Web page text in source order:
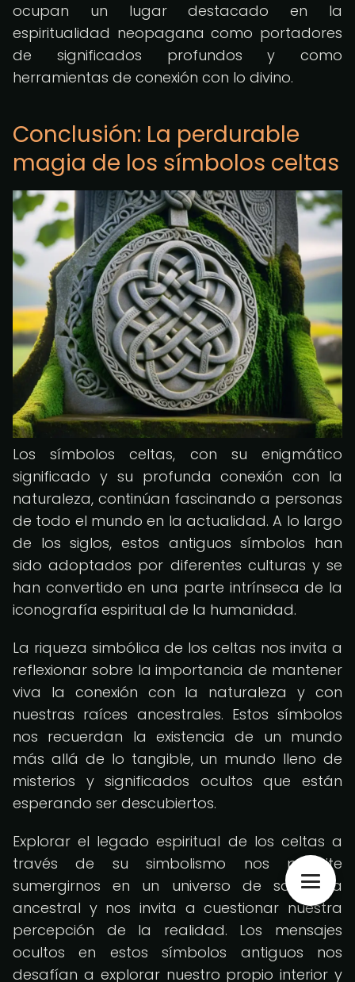
ocupan un lugar destacado en la
espiritualidad neopagana como portadores
de significados profundos y como
herramientas de conexión con lo divino.
Conclusión: La perdurable
magia de los símbolos celtas
Los símbolos celtas, con su enigmático
significado y su profunda conexión con la
naturaleza, continúan fascinando a personas
de todo el mundo en la actualidad. A lo largo
de los siglos, estos antiguos símbolos han
sido adoptados por diferentes culturas y se
han convertido en una parte intrínseca de la
iconografía espiritual de la humanidad.
La riqueza simbólica de los celtas nos invita a
reflexionar sobre la importancia de mantener
viva la conexión con la naturaleza y con
nuestras raíces ancestrales. Estos símbolos
nos recuerdan la existencia de un mundo
más allá de lo tangible, un mundo lleno de
misterios y significados ocultos que están
esperando ser descubiertos.
Explorar el legado espiritual de los celtas a
través de su simbolismo nos permite
sumergirnos en un universo de sabiduría
ancestral y nos invita a cuestionar nuestra
percepción de la realidad. Los mensajes
ocultos en estos símbolos antiguos nos
desafían a explorar nuestro propio interior y